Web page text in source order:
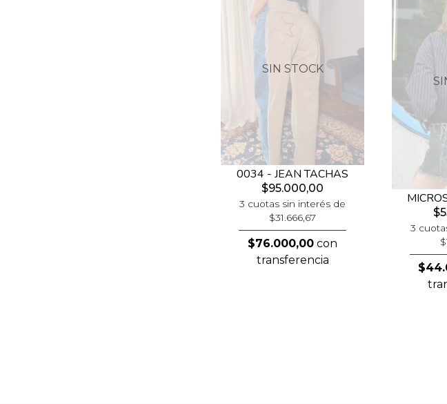
SIN STOCK
0034 - JEAN TACHAS
$95.000,00
3 cuotas sin interés de
$31.666,67
$76.000,00 con
transferencia
3